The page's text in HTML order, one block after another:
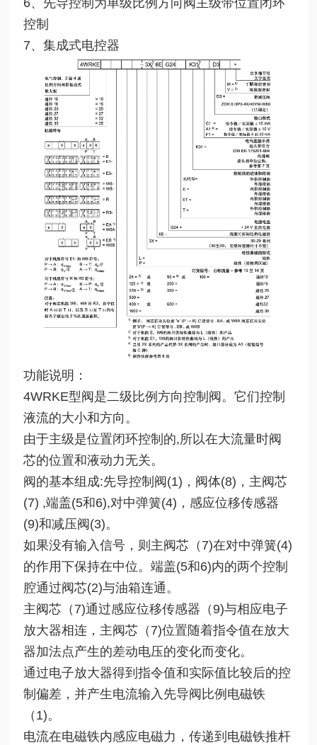
控制
7、集成式电控器
功能说明：
4WRKE型阀是二级比例方向控制阀。它们控制
液流的大小和方向。
由于主级是位置闭环控制的,所以在大流量时阀
芯的位置和液动力无关。
阀的基本组成:先导控制阀(1)，阀体(8)，主阀芯
(7) ,端盖(5和6),对中弹簧(4)，感应位移传感器
(9)和减压阀(3)。
如果没有输入信号，则主阀芯（7)在对中弹簧(4)
的作用下保持在中位。端盖(5和6)内的两个控制
腔通过阀芯(2)与油箱连通。
主阀芯（7)通过感应位移传感器（9)与相应电子
放大器相连，主阀芯（7)位置随着指令值在放大
器加法点产生的差动电压的变化而变化。
通过电子放大器得到指令值和实际值比较后的控
制偏差，并产生电流输入先导阀比例电磁铁
（1)。
电流在电磁铁内感应电磁力，传递到电磁铁推杆